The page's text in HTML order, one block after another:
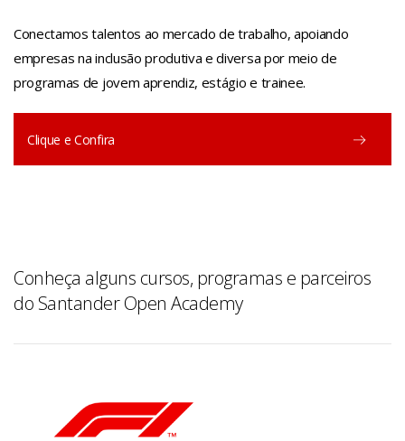
Conectamos talentos ao mercado de trabalho, apoiando
empresas na inclusão produtiva e diversa por meio de
programas de jovem aprendiz, estágio e trainee.
Clique e Confira
Conheça alguns cursos, programas e parceiros
do Santander Open Academy